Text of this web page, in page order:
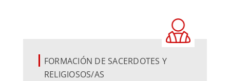
FORMACIÓN DE SACERDOTES Y
RELIGIOSOS/AS